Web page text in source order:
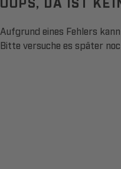
Aufgrund eines Fehlers
Bitte versuche es später